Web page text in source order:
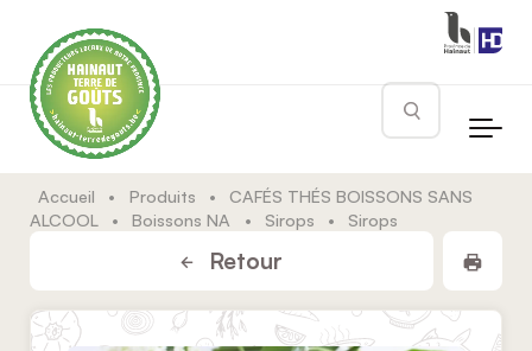
Rechercher
Accueil • Produits •
CAFÉS THÉS BOISSONS SANS
ALCOOL
• Boissons NA • Sirops • Sirops
Retour